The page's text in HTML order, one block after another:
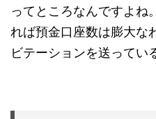
ってところなんですよね
れば預金口座数は膨大な
ビテーションを送ってい